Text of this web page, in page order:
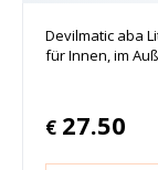
Devilmatic aba
für Innen, im
€ 27.50